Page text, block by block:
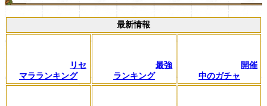
最新情報
リセ
マラランキング
最強
ランキング
開催
中のガチャ